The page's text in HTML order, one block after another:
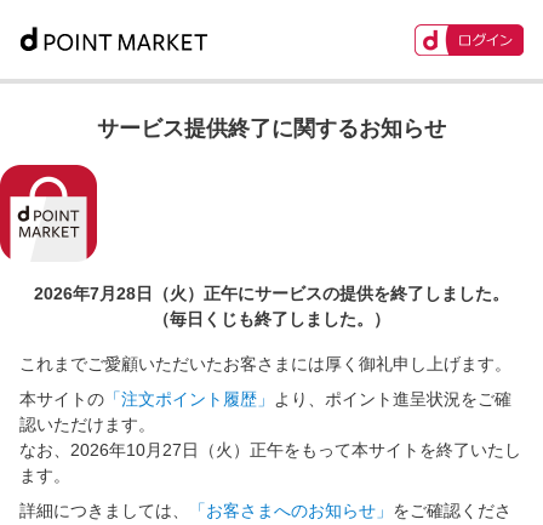
サービス提供終了に関するお知らせ
2026年7月28日（火）正午にサービスの提供を終了しました。
（毎日くじも終了しました。）
これまでご愛顧いただいたお客さまには厚く御礼申し上げます。
本サイトの 「注文ポイント履歴」
より、ポイント進呈状況をご確
認いただけます。
なお、2026年10月27日（火）正午をもって本サイトを終了いたし
ます。
詳細につきましては、
「お客さまへのお知らせ」 をご確認くださ